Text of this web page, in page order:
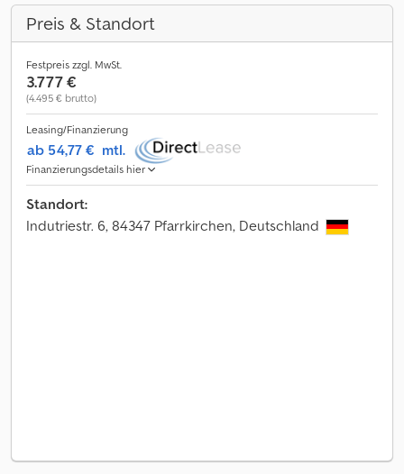
Preis & Standort
Festpreis zzgl. MwSt.
3.777 €
(4.495 € brutto)
Leasing/Finanzierung
ab 54,77 € mtl.
Finanzierungsdetails hier
Standort:
Indutriestr. 6, 84347 Pfarrkirchen, Deutschland